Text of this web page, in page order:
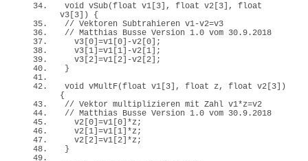
void vSub(float v1 [3] , float v2 [3] , float
v3 [3])
{
// Vektoren Subtrahieren v1-v2=v3
// Matthias Busse Version 1.0 vom 30.9.2018
  v3
[0] =v1 [0] -v2 [0] ;
  v3
[1] =v1 [1] -v2 [1] ;
  v3
[2] =v1 [2] -v2 [2] ;
}
void vMultF(float v1 [3] , float z, float v2 [3])
{
// Vektor multiplizieren mit Zahl v1*z=v2
// Matthias Busse Version 1.0 vom 30.9.2018
  v2
[0] =v1 [0] *z;
  v2
[1] =v1 [1] *z;
  v2
[2] =v1 [2] *z;
}